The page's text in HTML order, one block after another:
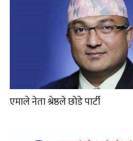
एमाले नेता श्रेष्ठले छोडे पार्टी